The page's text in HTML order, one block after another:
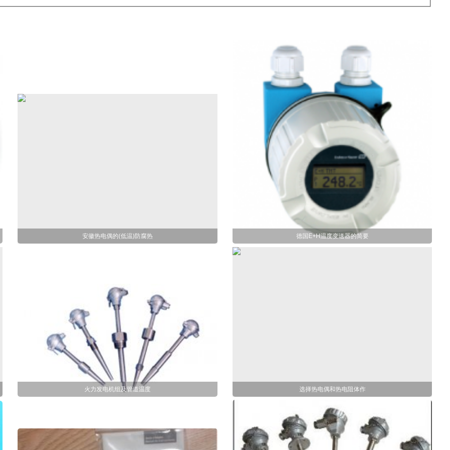
安徽热电偶的(低温)防腐热 德国E+H温度变送器的简要
火力发电机组及管道温度 选择热电偶和热电阻体作